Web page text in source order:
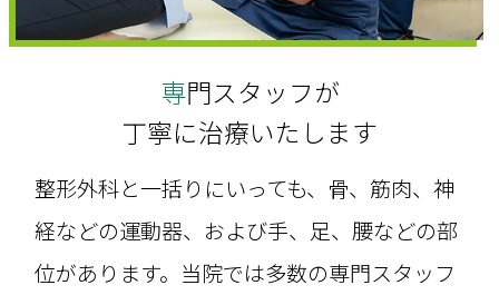
専門スタッフが
丁寧に治療いたします
整形外科と一括りにいっても、骨、筋肉、神
経などの運動器、および手、足、腰などの部
位があります。当院では多数の専門スタッフ